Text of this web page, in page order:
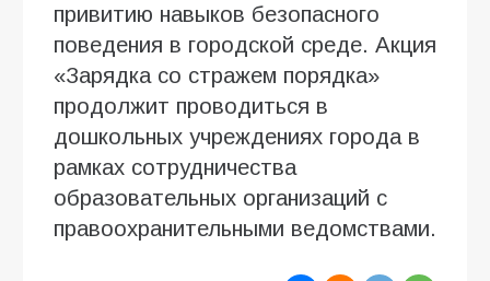
привитию навыков безопасного
поведения в городской среде. Акция
«Зарядка со стражем порядка»
продолжит проводиться в
дошкольных учреждениях города в
рамках сотрудничества
образовательных организаций с
правоохранительными ведомствами.